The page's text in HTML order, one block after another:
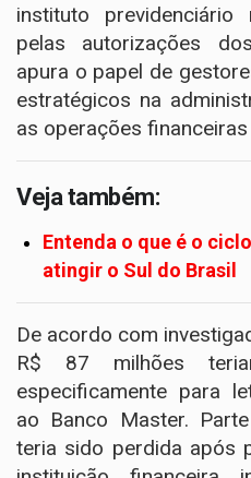
instituto previdenciário
pelas autorizações
apura o papel de
estratégicos na
as operações
Veja também:
Entenda o que é o
atingir o Sul do Brasil
De acordo com
R$ 87 milhões
especificamente para
ao Banco Master.
teria sido perdida após